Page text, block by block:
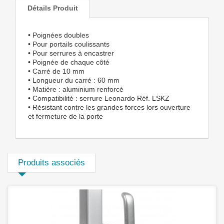
Détails Produit
• Poignées doubles
• Pour portails coulissants
• Pour serrures à encastrer
• Poignée de chaque côté
• Carré de 10 mm
• Longueur du carré : 60 mm
• Matière : aluminium renforcé
• Compatibilité : serrure Leonardo Réf. LSKZ
• Résistant contre les grandes forces lors ouverture
et fermeture de la porte
Produits associés